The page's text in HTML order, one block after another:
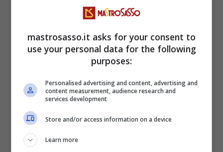
poche fette di ogni affettato, una burrata e
Per quanto riguarda la preparazione, è
occorre mettere in padella la piadina per farla
scaldare e spalmarci sopra la salsa di
pomodoro, così che si cuocia.
Successivamente, spostarsi lontano dal
mastrosasso.it asks for your consent to
use your personal data for the following
purposes:
Personalised advertising and content, advertising and
content measurement, audience research and
services development
Store and/or access information on a device
Learn more